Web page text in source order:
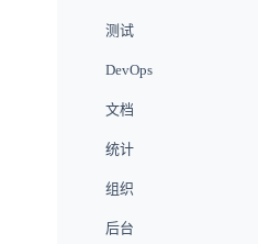
测试
DevOps
文档
统计
组织
后台